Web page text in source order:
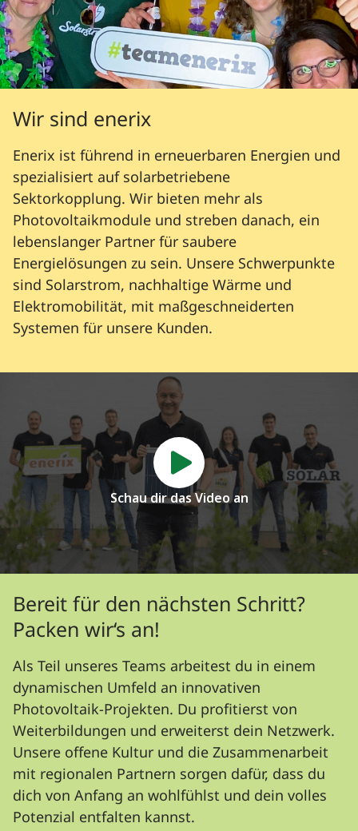
Wir sind enerix
Enerix ist führend in erneuerbaren Energien und
spezialisiert auf solarbetriebene
Sektorkopplung. Wir bieten mehr als
Photovoltaikmodule und streben danach, ein
lebenslanger Partner für saubere
Energielösungen zu sein. Unsere Schwerpunkte
sind Solarstrom, nachhaltige Wärme und
Elektromobilität, mit maßgeschneiderten
Systemen für unsere Kunden.
Schau dir das Video an
Bereit für den nächsten Schritt?
Packen wir‘s an!
Als Teil unseres Teams arbeitest du in einem
dynamischen Umfeld an innovativen
Photovoltaik-Projekten. Du profitierst von
Weiterbildungen und erweiterst dein Netzwerk.
Unsere offene Kultur und die Zusammenarbeit
mit regionalen Partnern sorgen dafür, dass du
dich von Anfang an wohlfühlst und dein volles
Potenzial entfalten kannst.